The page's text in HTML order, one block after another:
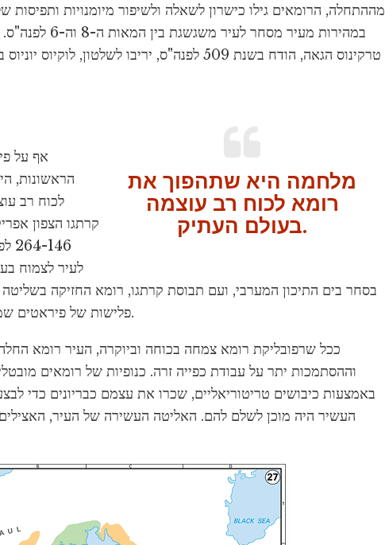
מההתחלה, הרומאים גילו כישרון לשאלה ולשיפור מיומנויות
במהירות מעיר
טרקינוס הגאה, הודח בשנת 509 לפנה"ס, יריבו
מלחמה היא שתהפוך את
רומא לכוח רב עוצמה
בעולם העתיק.
אף על
הראשונות,
לכוח רב
קרתגו הצפון
לעיר לצמוח
בסחר בים התיכון המערבי, ועם תבוסת קרתגו, רומא החזיקה
פלישות של פיראטים שמנעו שליטה מוחלטת של הרומאים בים.
ככל שרפובליקת רומא צמחה בכוחה וביוקרה, העיר רומא
וההסתמכות יתר על עבודת כפייה זרה. כנופיות של רומאים
באמצעות כיבושים טריטוריאליים, שכרו את עצמם כבריונים כדי
העשיר היה מוכן לשלם להם. האליטה העשירה של העיר,